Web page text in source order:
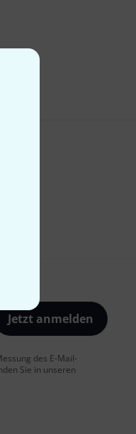
Jetzt anmelden
des E-Mail-
Sie in unseren